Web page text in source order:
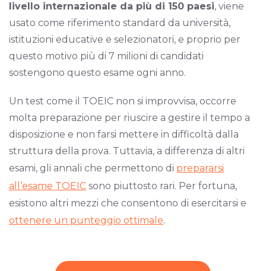
livello internazionale da più di 150 paesi, viene
usato come riferimento standard da università,
istituzioni educative e selezionatori, e proprio per
questo motivo più di 7 milioni di candidati
sostengono questo esame ogni anno.
Un test come il TOEIC non si improvvisa, occorre
molta preparazione per riuscire a gestire il tempo a
disposizione e non farsi mettere in difficoltà dalla
struttura della prova. Tuttavia, a differenza di altri
esami, gli annali che permettono di prepararsi
all’esame TOEIC sono piuttosto rari. Per fortuna,
esistono altri mezzi che consentono di esercitarsi e
ottenere un punteggio ottimale.